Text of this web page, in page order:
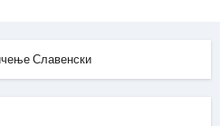
Славенски